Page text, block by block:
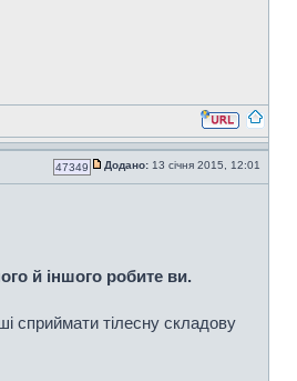
47349 Додано: 13 січня 2015, 12:01
й іншого робите ви.
сприймати тілесну складову